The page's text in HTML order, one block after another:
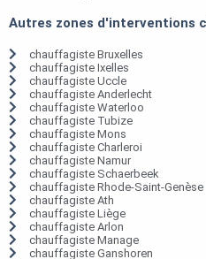
Autres zones d'interventions
chauffagiste Bruxelles
chauffagiste Ixelles
chauffagiste Uccle
chauffagiste Anderlecht
chauffagiste Waterloo
chauffagiste Tubize
chauffagiste Mons
chauffagiste Charleroi
chauffagiste Namur
chauffagiste Schaerbeek
chauffagiste Rhode-Saint-Genèse
chauffagiste Ath
chauffagiste Liège
chauffagiste Arlon
chauffagiste Manage
chauffagiste Ganshoren